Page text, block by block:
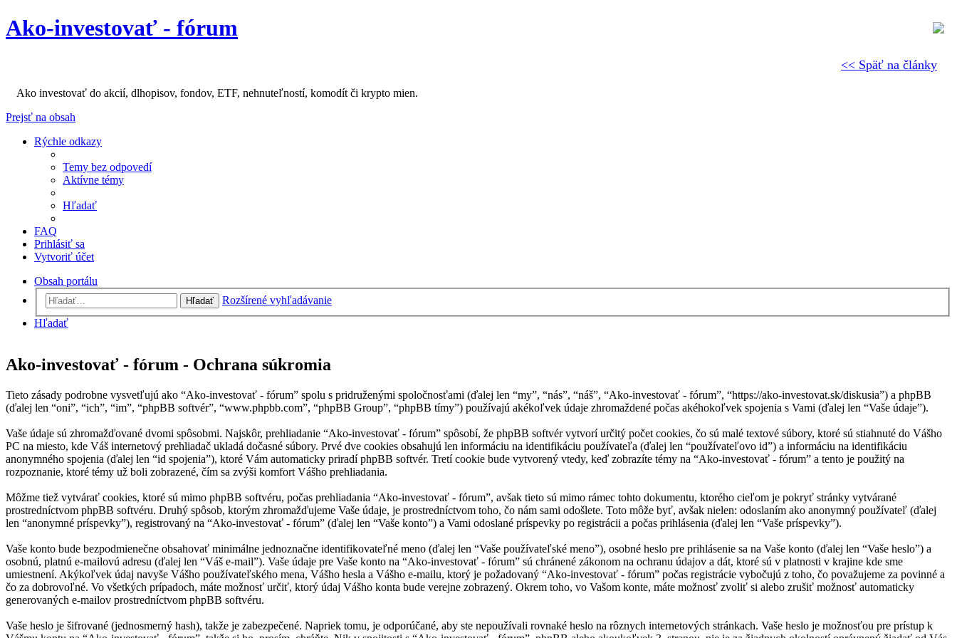
<< Späť na články
Ako-investovať - fórum
Ako investovať do akcií, dlhopisov, fondov, ETF, nehnuteľností, komodít či krypto mien.
Prejsť na obsah
Rýchle odkazy
Temy bez odpovedí
Aktívne témy
Hľadať
FAQ
Prihlásiť sa
Vytvoriť účet
Obsah portálu
Hľadať
Rozšírené vyhľadávanie
Hľadať
Ako-investovať - fórum - Ochrana súkromia
Tieto zásady podrobne vysvetľujú ako “Ako-investovať - fórum” spolu s pridruženými spoločnosťami (ďalej len “my”, “nás”, “náš”, “Ako-investovať - fórum”, “https://ako-investovat.sk/diskusia”) a phpBB
(ďalej len “oni”, “ich”, “im”, “phpBB softvér”, “www.phpbb.com”, “phpBB Group”, “phpBB tímy”) používajú akékoľvek údaje zhromaždené počas akéhokoľvek spojenia s Vami (ďalej len “Vaše údaje”).
Vaše údaje sú zhromažďované dvomi spôsobmi. Najskôr, prehliadanie “Ako-investovať - fórum” spôsobí, že phpBB softvér vytvorí určitý počet cookies, čo sú malé textové súbory, ktoré sú stiahnuté do Vášho
PC na miesto, kde Váš internetový prehliadač ukladá dočasné súbory. Prvé dve cookies obsahujú len informáciu na identifikáciu používateľa (ďalej len “používateľovo id”) a informáciu na identifikáciu
anonymného spojenia (ďalej len “id spojenia”), ktoré Vám automaticky priradí phpBB softvér. Tretí cookie bude vytvorený vtedy, keď zobrazíte témy na “Ako-investovať - fórum” a tento je použitý na
rozpoznanie, ktoré témy už boli zobrazené, čím sa zvýši komfort Vášho prehliadania.
Môžme tiež vytvárať cookies, ktoré sú mimo phpBB softvéru, počas prehliadania “Ako-investovať - fórum”, avšak tieto sú mimo rámec tohto dokumentu, ktorého cieľom je pokryť stránky vytvárané
prostredníctvom phpBB softvéru. Druhý spôsob, ktorým zhromažďujeme Vaše údaje, je prostredníctvom toho, čo nám sami odošlete. Toto môže byť, avšak nielen: odoslaním ako anonymný používateľ (ďalej
len “anonymné príspevky”), registrovaný na “Ako-investovať - fórum” (ďalej len “Vaše konto”) a Vami odoslané príspevky po registrácii a počas prihlásenia (ďalej len “Vaše príspevky”).
Vaše konto bude bezpodmienečne obsahovať minimálne jednoznačne identifikovateľné meno (ďalej len “Vaše používateľské meno”), osobné heslo pre prihlásenie sa na Vaše konto (ďalej len “Vaše heslo”) a
osobnú, platnú e-mailovú adresu (ďalej len “Váš e-mail”). Vaše údaje pre Vaše konto na “Ako-investovať - fórum” sú chránené zákonom na ochranu údajov a dát, ktoré sú v platnosti v krajine kde sme
umiestnení. Akýkoľvek údaj navyše Vášho používateľského mena, Vášho hesla a Vášho e-mailu, ktorý je požadovaný “Ako-investovať - fórum” počas registrácie vybočujú z toho, čo považujeme za povinné a
čo za dobrovoľné. Vo všetkých prípadoch, máte možnosť určiť, ktorý údaj Vášho konta bude verejne zobrazený. Okrem toho, vo Vašom konte, máte možnosť zvoliť si alebo zrušiť možnosť automaticky
generovaných e-mailov prostredníctvom phpBB softvéru.
Vaše heslo je šifrované (jednosmerný hash), takže je zabezpečené. Napriek tomu, je odporúčané, aby ste nepoužívali rovnaké heslo na rôznych internetových stránkach. Vaše heslo je možnosťou pre prístup k